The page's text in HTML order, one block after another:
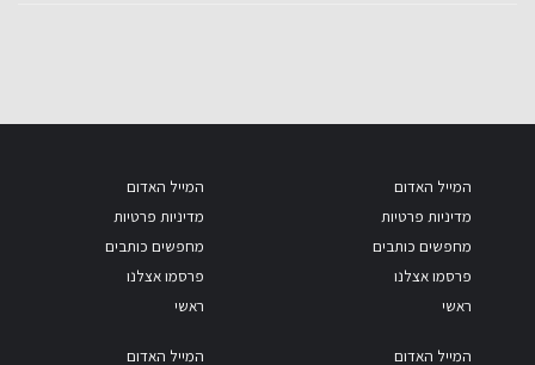
המייל האדום
מדיניות פרטיות
מחפשים כותבים
פרסמו אצלנו
ראשי
המייל האדום
מדיניות פרטיות
מחפשים כותבים
פרסמו אצלנו
ראשי
המייל האדום המייל האדום